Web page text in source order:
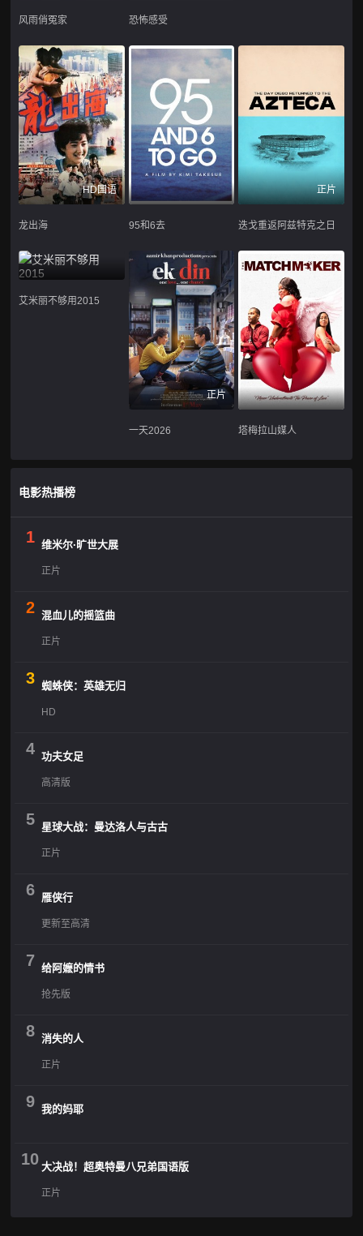
风雨俏冤家 恐怖感受
HD国语
龙出海 95和6去
正片
迭戈重返阿兹特克之日
艾米丽不够用2015
正片
一天2026 塔梅拉山媒人
电影热播榜
1 维米尔·旷世大展
正片
2 混血儿的摇篮曲
正片
3 蜘蛛侠：英雄无归
HD
4 功夫女足
高清版
5 星球大战：曼达洛人与古古
正片
6 雁侠行
更新至高清
7 给阿嬷的情书
抢先版
8 消失的人
正片
9 我的妈耶
10 大决战！超奥特曼八兄弟国语版
正片